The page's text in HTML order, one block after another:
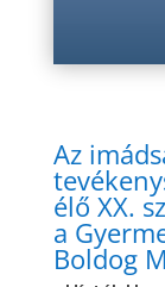
Az
élő XX.
a
Boldog